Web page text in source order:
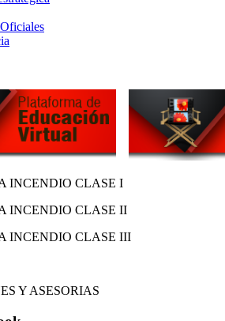
INCENDIO CLASE I
INCENDIO CLASE II
INCENDIO CLASE III
Y ASESORIAS